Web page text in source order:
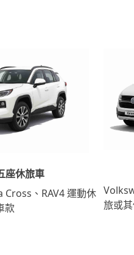
座休旅車
、RAV4 運動休
款
旅或